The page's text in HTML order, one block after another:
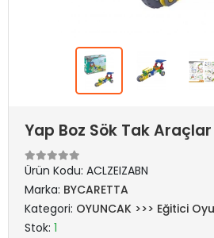
Yap Boz Sök Tak
Ürün Kodu: ACLZEIZABN
Marka: BYCARETTA
Kategori: OYUNCAK >>> Eğitici
Stok: 1